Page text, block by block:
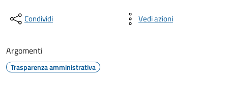
Condividi Vedi azioni
Argomenti
Trasparenza amministrativa